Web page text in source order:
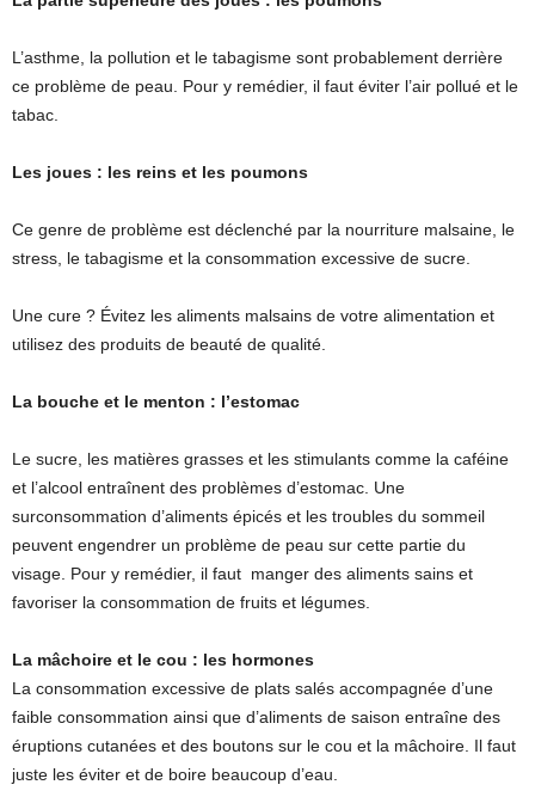
L’asthme, la pollution et le tabagisme sont probablement derrière
ce problème de peau. Pour y remédier, il faut éviter l’air pollué et le
tabac.
Les joues : les reins et les poumons
Ce genre de problème est déclenché par la nourriture malsaine, le
stress, le tabagisme et la consommation excessive de sucre.
Une cure ? Évitez les aliments malsains de votre alimentation et
utilisez des produits de beauté de qualité.
La bouche et le menton : l’estomac
Le sucre, les matières grasses et les stimulants comme la caféine
et l’alcool entraînent des problèmes d’estomac. Une
surconsommation d’aliments épicés et les troubles du sommeil
peuvent engendrer un problème de peau sur cette partie du
visage. Pour y remédier, il faut manger des aliments sains et
favoriser la consommation de fruits et légumes.
La mâchoire et le cou : les hormones
La consommation excessive de plats salés accompagnée d’une
faible consommation ainsi que d’aliments de saison entraîne des
éruptions cutanées et des boutons sur le cou et la mâchoire. Il faut
juste les éviter et de boire beaucoup d’eau.